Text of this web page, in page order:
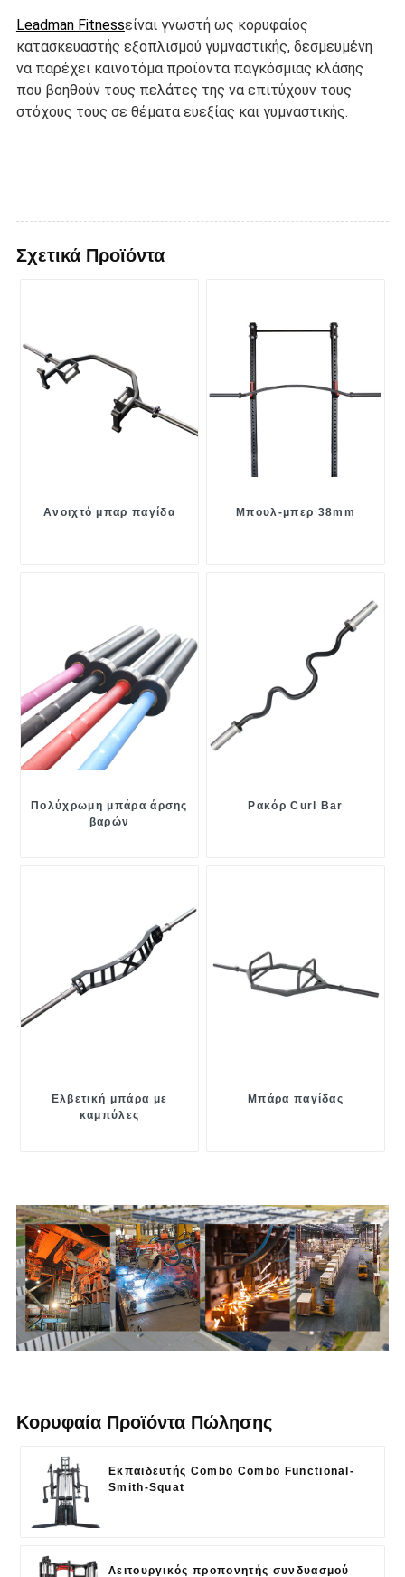
Leadman Fitnessείναι γνωστή ως κορυφαίος
κατασκευαστής εξοπλισμού γυμναστικής, δεσμευμένη
να παρέχει καινοτόμα προϊόντα παγκόσμιας κλάσης
που βοηθούν τους πελάτες της να επιτύχουν τους
στόχους τους σε θέματα ευεξίας και γυμναστικής.
Σχετικά Προϊόντα
Ανοιχτό μπαρ παγίδα Μπουλ-μπερ 38mm
Πολύχρωμη μπάρα άρσης
βαρών
Ρακόρ Curl Bar
Ελβετική μπάρα με
καμπύλες
Μπάρα παγίδας
Κορυφαία Προϊόντα Πώλησης
Εκπαιδευτής Combo Combo Functional-
Smith-Squat
Λειτουργικός προπονητής συνδυασμού